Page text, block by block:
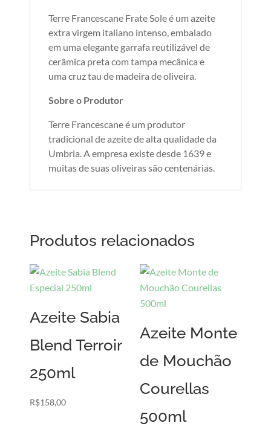
Terre Francescane Frate Sole é um azeite
extra virgem italiano intenso, embalado
em uma elegante garrafa reutilizável de
cerâmica preta com tampa mecânica e
uma cruz tau de madeira de oliveira.
Sobre o Produtor
Terre Francescane é um produtor
tradicional de azeite de alta qualidade da
Umbria. A empresa existe desde 1639 e
muitas de suas oliveiras são centenárias.
Produtos relacionados
Azeite Sabia
Blend Terroir
250ml
R$158,00
Azeite Monte
de Mouchão
Courellas
500ml